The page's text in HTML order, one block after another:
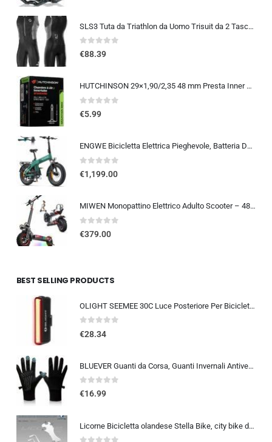
SLS3 Tuta da Triathlon da Uomo Trisuit da 2 Tasche FRT Ottima vestibilità e comodità | Progettato Tedesco 2019
0out of 5
€88.39
HUTCHINSON 29×1,90/2,35 48 mm Presta Inner Tube 2014
0out of 5
€5.99
ENGWE Bicicletta Elettrica Pieghevole, Batteria Da 48 V 13,5Ah Con Autonomia Fino A 120km, Sensore Di Coppia Con Freni Idraul
0out of 5
€1,199.00
MIWEN Monopattino Elettrico Adulto Scooter – 48V 18Ah 45-55KM di Autonomia monopattino elettrico adulti 11/10.5 Pollici mo…
0out of 5
€379.00
BEST SELLING PRODUCTS
OLIGHT SEEMEE 30C Luce Posteriore Per Bicicletta LED 30 LUMEN Torcia Bici Rossa 5 Modalità Impermeabile IPX6 TYPE-C Fanale Po
0out of 5
€28.34
BLUEVER Guanti da Corsa, Guanti Invernali Antivento Touchscreen Guanti Sportivi Caldi Antiscivolo Idrorepellenti per Uomo Don
0out of 5
€16.99
Licorne Bicicletta olandese Stella Bike, city bike da 24,26 e 28 pollici, adatta sia a uomini che a donne, con cambio a 21 marce, Bambina Donna, bianco, 26